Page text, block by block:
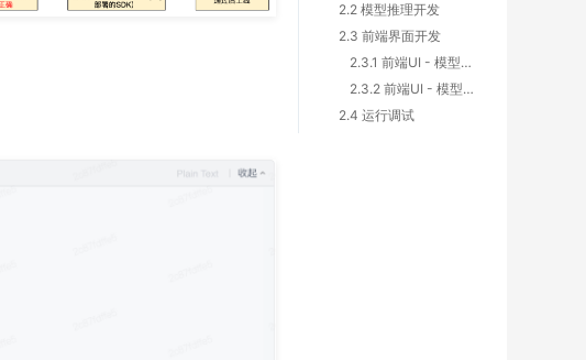
2.2 模型推理开发
2.3 前端界面开发
2.3.1 前端UI - 模型效果展示
2.3.2 前端UI - 模型部署
2.4 运行调试